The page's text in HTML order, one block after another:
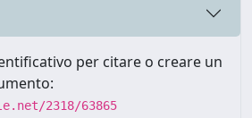
per citare o creare un
2318/63865